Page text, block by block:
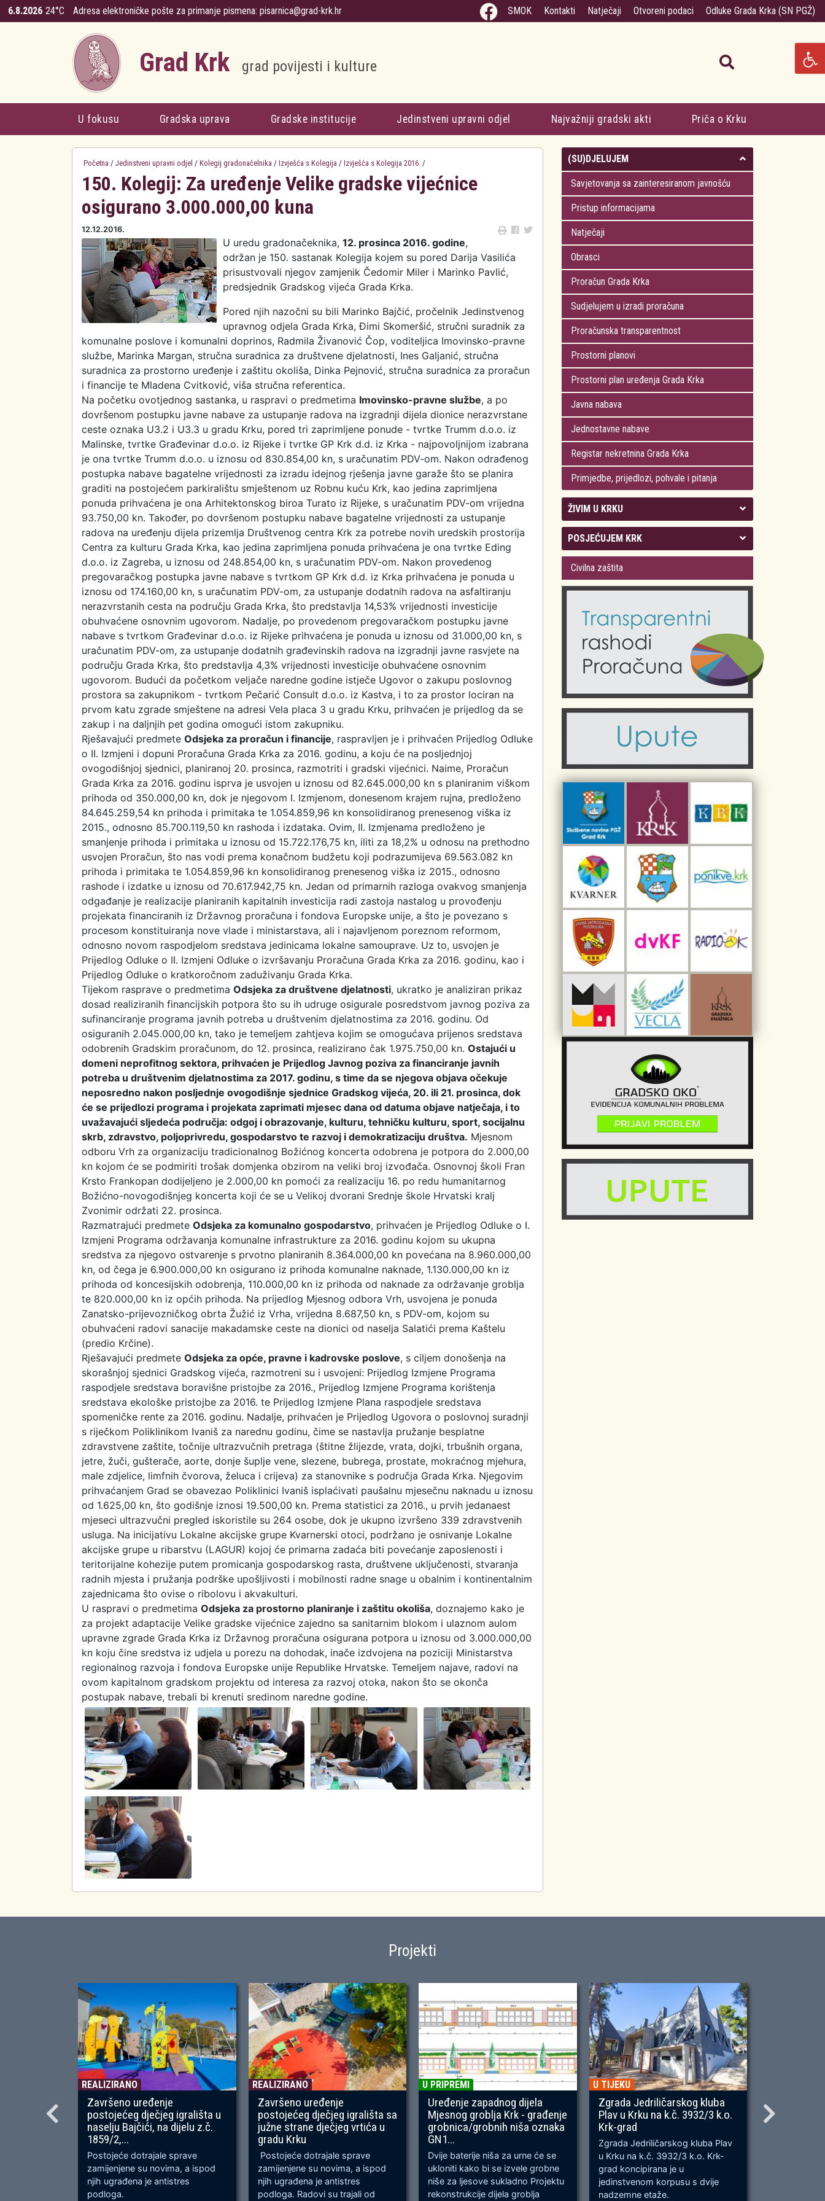
Skoči na glavni sadržaj
6.8.2026 24°C Adresa elektroničke pošte za primanje pismena: pisarnica@grad-krk.hr SMOK Kontakti Natječaji Otvoreni podaci Odluke Grada Krka (SN PGŽ)
Grad Krk grad povijesti i kulture
U fokusu Gradska uprava Gradske institucije Jedinstveni upravni odjel Najvažniji gradski akti Priča o Krku
Početna / Jedinstveni upravni odjel / Kolegij gradonačelnika / Izvješća s Kolegija / Izvješća s Kolegija 2016. /
150. Kolegij: Za uređenje Velike gradske vijećnice
osigurano 3.000.000,00 kuna
12.12.2016.
U uredu gradonačeknika, 12. prosinca 2016. godine,
održan je 150. sastanak Kolegija kojem su pored Darija Vasilića
prisustvovali njegov zamjenik Čedomir Miler i Marinko Pavlić,
predsjednik Gradskog vijeća Grada Krka.
Pored njih nazočni su bili Marinko Bajčić, pročelnik Jedinstvenog
upravnog odjela Grada Krka, Đimi Skomeršić, stručni suradnik za
komunalne poslove i komunalni doprinos, Radmila Živanović Čop, voditeljica Imovinsko-pravne
službe, Marinka Margan, stručna suradnica za društvene djelatnosti, Ines Galjanić, stručna
suradnica za prostorno uređenje i zaštitu okoliša, Dinka Pejnović, stručna suradnica za proračun
i financije te Mladena Cvitković, viša stručna referentica.
Na početku ovotjednog sastanka, u raspravi o predmetima Imovinsko-pravne službe, a po
dovršenom postupku javne nabave za ustupanje radova na izgradnji dijela dionice nerazvrstane
ceste oznaka U3.2 i U3.3 u gradu Krku, pored tri zaprimljene ponude - tvrtke Trumm d.o.o. iz
Malinske, tvrtke Građevinar d.o.o. iz Rijeke i tvrtke GP Krk d.d. iz Krka - najpovoljnijom izabrana
je ona tvrtke Trumm d.o.o. u iznosu od 830.854,00 kn, s uračunatim PDV-om. Nakon odrađenog
postupka nabave bagatelne vrijednosti za izradu idejnog rješenja javne garaže što se planira
graditi na postojećem parkiralištu smještenom uz Robnu kuću Krk, kao jedina zaprimljena
ponuda prihvaćena je ona Arhitektonskog biroa Turato iz Rijeke, s uračunatim PDV-om vrijedna
93.750,00 kn. Također, po dovršenom postupku nabave bagatelne vrijednosti za ustupanje
radova na uređenju dijela prizemlja Društvenog centra Krk za potrebe novih uredskih prostorija
Centra za kulturu Grada Krka, kao jedina zaprimljena ponuda prihvaćena je ona tvrtke Eding
d.o.o. iz Zagreba, u iznosu od 248.854,00 kn, s uračunatim PDV-om. Nakon provedenog
pregovaračkog postupka javne nabave s tvrtkom GP Krk d.d. iz Krka prihvaćena je ponuda u
iznosu od 174.160,00 kn, s uračunatim PDV-om, za ustupanje dodatnih radova na asfaltiranju
nerazvrstanih cesta na području Grada Krka, što predstavlja 14,53% vrijednosti investicije
obuhvaćene osnovnim ugovorom. Nadalje, po provedenom pregovaračkom postupku javne
nabave s tvrtkom Građevinar d.o.o. iz Rijeke prihvaćena je ponuda u iznosu od 31.000,00 kn, s
uračunatim PDV-om, za ustupanje dodatnih građevinskih radova na izgradnji javne rasvjete na
području Grada Krka, što predstavlja 4,3% vrijednosti investicije obuhvaćene osnovnim
ugovorom. Budući da početkom veljače naredne godine istječe Ugovor o zakupu poslovnog
prostora sa zakupnikom - tvrtkom Pečarić Consult d.o.o. iz Kastva, i to za prostor lociran na
prvom katu zgrade smještene na adresi Vela placa 3 u gradu Krku, prihvaćen je prijedlog da se
zakup i na daljnjih pet godina omogući istom zakupniku.
Rješavajući predmete Odsjeka za proračun i financije, raspravljen je i prihvaćen Prijedlog Odluke
o II. Izmjeni i dopuni Proračuna Grada Krka za 2016. godinu, a koju će na posljednjoj
ovogodišnjoj sjednici, planiranoj 20. prosinca, razmotriti i gradski vijećnici. Naime, Proračun
Grada Krka za 2016. godinu isprva je usvojen u iznosu od 82.645.000,00 kn s planiranim viškom
prihoda od 350.000,00 kn, dok je njegovom I. Izmjenom, donesenom krajem rujna, predloženo
84.645.259,54 kn prihoda i primitaka te 1.054.859,96 kn konsolidiranog prenesenog viška iz
2015., odnosno 85.700.119,50 kn rashoda i izdataka. Ovim, II. Izmjenama predloženo je
smanjenje prihoda i primitaka u iznosu od 15.722.176,75 kn, iliti za 18,2% u odnosu na prethodno
usvojen Proračun, što nas vodi prema konačnom budžetu koji podrazumijeva 69.563.082 kn
prihoda i primitaka te 1.054.859,96 kn konsolidiranog prenesenog viška iz 2015., odnosno
rashode i izdatke u iznosu od 70.617.942,75 kn. Jedan od primarnih razloga ovakvog smanjenja
odgađanje je realizacije planiranih kapitalnih investicija radi zastoja nastalog u provođenju
projekata financiranih iz Državnog proračuna i fondova Europske unije, a što je povezano s
procesom konstituiranja nove vlade i ministarstava, ali i najavljenom poreznom reformom,
odnosno novom raspodjelom sredstava jedinicama lokalne samouprave. Uz to, usvojen je
Prijedlog Odluke o II. Izmjeni Odluke o izvršavanju Proračuna Grada Krka za 2016. godinu, kao i
Prijedlog Odluke o kratkoročnom zaduživanju Grada Krka.
Tijekom rasprave o predmetima Odsjeka za društvene djelatnosti, ukratko je analiziran prikaz
dosad realiziranih financijskih potpora što su ih udruge osigurale posredstvom javnog poziva za
sufinanciranje programa javnih potreba u društvenim djelatnostima za 2016. godinu. Od
osiguranih 2.045.000,00 kn, tako je temeljem zahtjeva kojim se omogućava prijenos sredstava
odobrenih Gradskim proračunom, do 12. prosinca, realizirano čak 1.975.750,00 kn. Ostajući u
domeni neprofitnog sektora, prihvaćen je Prijedlog Javnog poziva za financiranje javnih
potreba u društvenim djelatnostima za 2017. godinu, s time da se njegova objava očekuje
neposredno nakon posljednje ovogodišnje sjednice Gradskog vijeća, 20. ili 21. prosinca, dok
će se prijedlozi programa i projekata zaprimati mjesec dana od datuma objave natječaja, i to
uvažavajući sljedeća područja: odgoj i obrazovanje, kulturu, tehničku kulturu, sport, socijalnu
skrb, zdravstvo, poljoprivredu, gospodarstvo te razvoj i demokratizaciju društva. Mjesnom
odboru Vrh za organizaciju tradicionalnog Božićnog koncerta odobrena je potpora do 2.000,00
kn kojom će se podmiriti trošak domjenka obzirom na veliki broj izvođača. Osnovnoj školi Fran
Krsto Frankopan dodijeljeno je 2.000,00 kn pomoći za realizaciju 16. po redu humanitarnog
Božićno-novogodišnjeg koncerta koji će se u Velikoj dvorani Srednje škole Hrvatski kralj
Zvonimir održati 22. prosinca.
Razmatrajući predmete Odsjeka za komunalno gospodarstvo, prihvaćen je Prijedlog Odluke o I.
Izmjeni Programa održavanja komunalne infrastrukture za 2016. godinu kojom su ukupna
sredstva za njegovo ostvarenje s prvotno planiranih 8.364.000,00 kn povećana na 8.960.000,00
kn, od čega je 6.900.000,00 kn osigurano iz prihoda komunalne naknade, 1.130.000,00 kn iz
prihoda od koncesijskih odobrenja, 110.000,00 kn iz prihoda od naknade za održavanje groblja
te 820.000,00 kn iz općih prihoda. Na prijedlog Mjesnog odbora Vrh, usvojena je ponuda
Zanatsko-prijevozničkog obrta Žužić iz Vrha, vrijedna 8.687,50 kn, s PDV-om, kojom su
obuhvaćeni radovi sanacije makadamske ceste na dionici od naselja Salatići prema Kaštelu
(predio Krčine).
Rješavajući predmete Odsjeka za opće, pravne i kadrovske poslove, s ciljem donošenja na
skorašnjoj sjednici Gradskog vijeća, razmotreni su i usvojeni: Prijedlog Izmjene Programa
raspodjele sredstava boravišne pristojbe za 2016., Prijedlog Izmjene Programa korištenja
sredstava ekološke pristojbe za 2016. te Prijedlog Izmjene Plana raspodjele sredstava
spomeničke rente za 2016. godinu. Nadalje, prihvaćen je Prijedlog Ugovora o poslovnoj suradnji
s riječkom Poliklinikom Ivaniš za narednu godinu, čime se nastavlja pružanje besplatne
zdravstvene zaštite, točnije ultrazvučnih pretraga (štitne žlijezde, vrata, dojki, trbušnih organa,
jetre, žuči, gušterače, aorte, donje šuplje vene, slezene, bubrega, prostate, mokraćnog mjehura,
male zdjelice, limfnih čvorova, želuca i crijeva) za stanovnike s područja Grada Krka. Njegovim
prihvaćanjem Grad se obavezao Poliklinici Ivaniš isplaćivati paušalnu mjesečnu naknadu u iznosu
od 1.625,00 kn, što godišnje iznosi 19.500,00 kn. Prema statistici za 2016., u prvih jedanaest
mjeseci ultrazvučni pregled iskoristile su 264 osobe, dok je ukupno izvršeno 339 zdravstvenih
usluga. Na inicijativu Lokalne akcijske grupe Kvarnerski otoci, podržano je osnivanje Lokalne
akcijske grupe u ribarstvu (LAGUR) kojoj će primarna zadaća biti povećanje zaposlenosti i
teritorijalne kohezije putem promicanja gospodarskog rasta, društvene uključenosti, stvaranja
radnih mjesta i pružanja podrške upošljivosti i mobilnosti radne snage u obalnim i kontinentalnim
zajednicama što ovise o ribolovu i akvakulturi.
U raspravi o predmetima Odsjeka za prostorno planiranje i zaštitu okoliša, doznajemo kako je
za projekt adaptacije Velike gradske vijećnice zajedno sa sanitarnim blokom i ulaznom aulom
upravne zgrade Grada Krka iz Državnog proračuna osigurana potpora u iznosu od 3.000.000,00
kn koju čine sredstva iz udjela u porezu na dohodak, inače izdvojena na poziciji Ministarstva
regionalnog razvoja i fondova Europske unije Republike Hrvatske. Temeljem najave, radovi na
ovom kapitalnom gradskom projektu od interesa za razvoj otoka, nakon što se okonča
postupak nabave, trebali bi krenuti sredinom naredne godine.
(SU)DJELUJEM
Savjetovanja sa zainteresiranom javnošću
Pristup informacijama
Natječaji
Obrasci
Proračun Grada Krka
Sudjelujem u izradi proračuna
Proračunska transparentnost
Prostorni planovi
Prostorni plan uređenja Grada Krka
Javna nabava
Jednostavne nabave
Registar nekretnina Grada Krka
Primjedbe, prijedlozi, pohvale i pitanja
ŽIVIM U KRKU
Kolegij gradonačelnika
Gradsko vijeće
Odluke Grada Krka (Službene novine PGŽ)
Obrazovanje
Komunalne usluge
Civilni sektor (arhiva udruga)
Sport i rekreacija
POSJEĆUJEM KRK
Plan Grada Krka
Krk 360° VR panorama
Krk uživo
Fotogalerije
Kalendar događanja
Turistička zajednica otoka Krka
Kulturno-turistička ruta Putovima Frankopana
Dar iz Krka
Interpretacijski centar pomorske baštine
Civilna zaštita
Projekti
REALIZIRANO
Završeno uređenje
postojećeg dječjeg igrališta u
naselju Bajčići, na dijelu z.č.
1859/2,...
Postojeće dotrajale sprave
zamijenjene su novima, a ispod
njih ugrađena je antistres
podloga.
REALIZIRANO
Završeno uređenje
postojećeg dječjeg igrališta sa
južne strane dječjeg vrtića u
gradu Krku
Postojeće dotrajale sprave
zamijenjene su novima, a ispod
njih ugrađena je antistres
podloga. Radovi su trajali od
U PRIPREMI
Uređenje zapadnog dijela
Mjesnog groblja Krk - građenje
grobnica/grobnih niša oznaka
GN1...
Dvije baterije niša za urne će se
ukloniti kako bi se izvele grobne
niše za ljesove sukladno Projektu
rekonstrukcije dijela groblja
U TIJEKU
Zgrada Jedriličarskog kluba
Plav u Krku na k.č. 3932/3 k.o.
Krk-grad
Zgrada Jedriličarskog kluba Plav
u Krku na k.č. 3932/3 k.o. Krk-
grad koncipirana je u
jedinstvenom korpusu s dvije
nadzemne etaže.
OU, na